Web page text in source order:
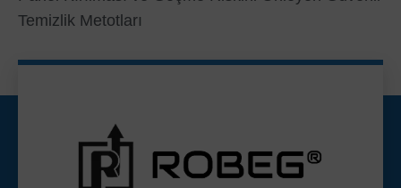
Temizlik Metotları